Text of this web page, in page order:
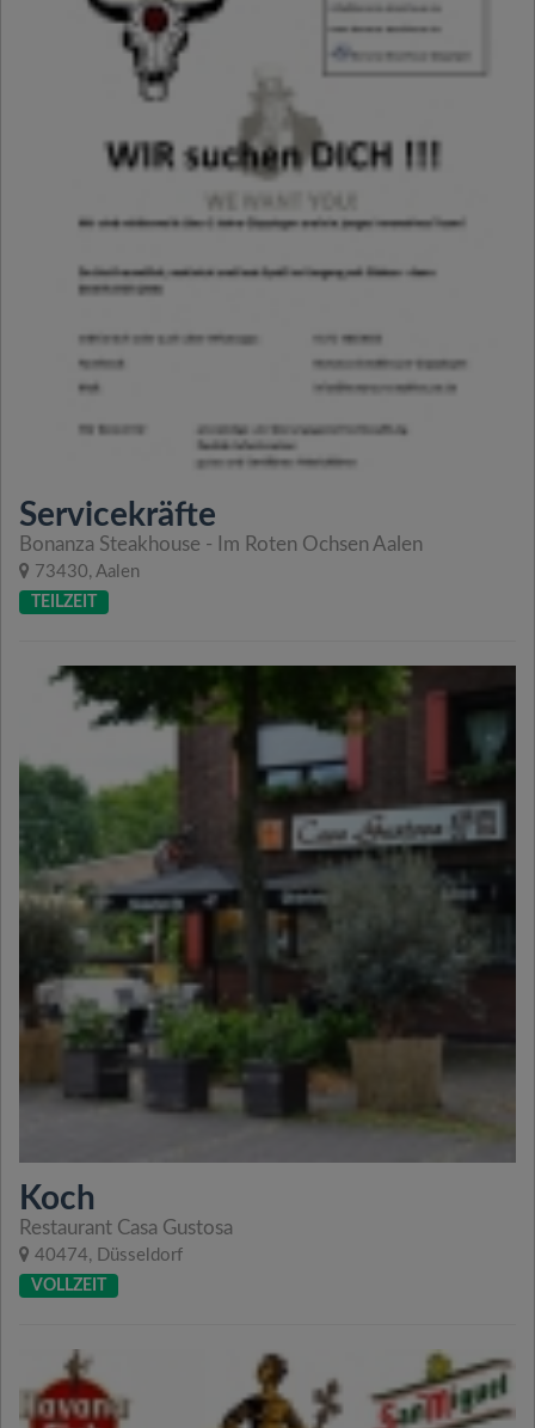
Servicekräfte
Bonanza Steakhouse - Im Roten Ochsen Aalen
73430, Aalen
TEILZEIT
Koch
Restaurant Casa Gustosa
40474, Düsseldorf
VOLLZEIT